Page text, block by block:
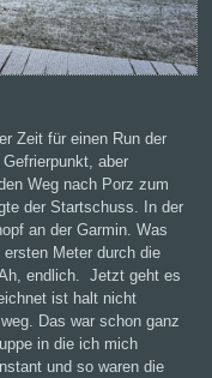
Zeit für einen Run der
aber
Weg nach Porz zum
der Startschuss. In der
an der Garmin. Was
Meter durch die
endlich. Jetzt geht es
ist halt nicht
Das war schon ganz
in die ich mich
und so waren die